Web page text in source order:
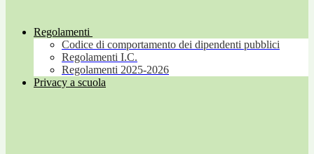
Regolamenti
Codice di comportamento dei dipendenti pubblici
Regolamenti I.C.
Regolamenti 2025-2026
Privacy a scuola